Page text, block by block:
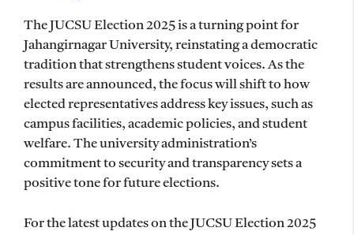
The JUCSU Election 2025 is a turning point for
Jahangirnagar University, reinstating a democratic
tradition that strengthens student voices. As the
results are announced, the focus will shift to how
elected representatives address key issues, such as
campus facilities, academic policies, and student
welfare. The university administration’s
commitment to security and transparency sets a
positive tone for future elections.
For the latest updates on the JUCSU Election 2025